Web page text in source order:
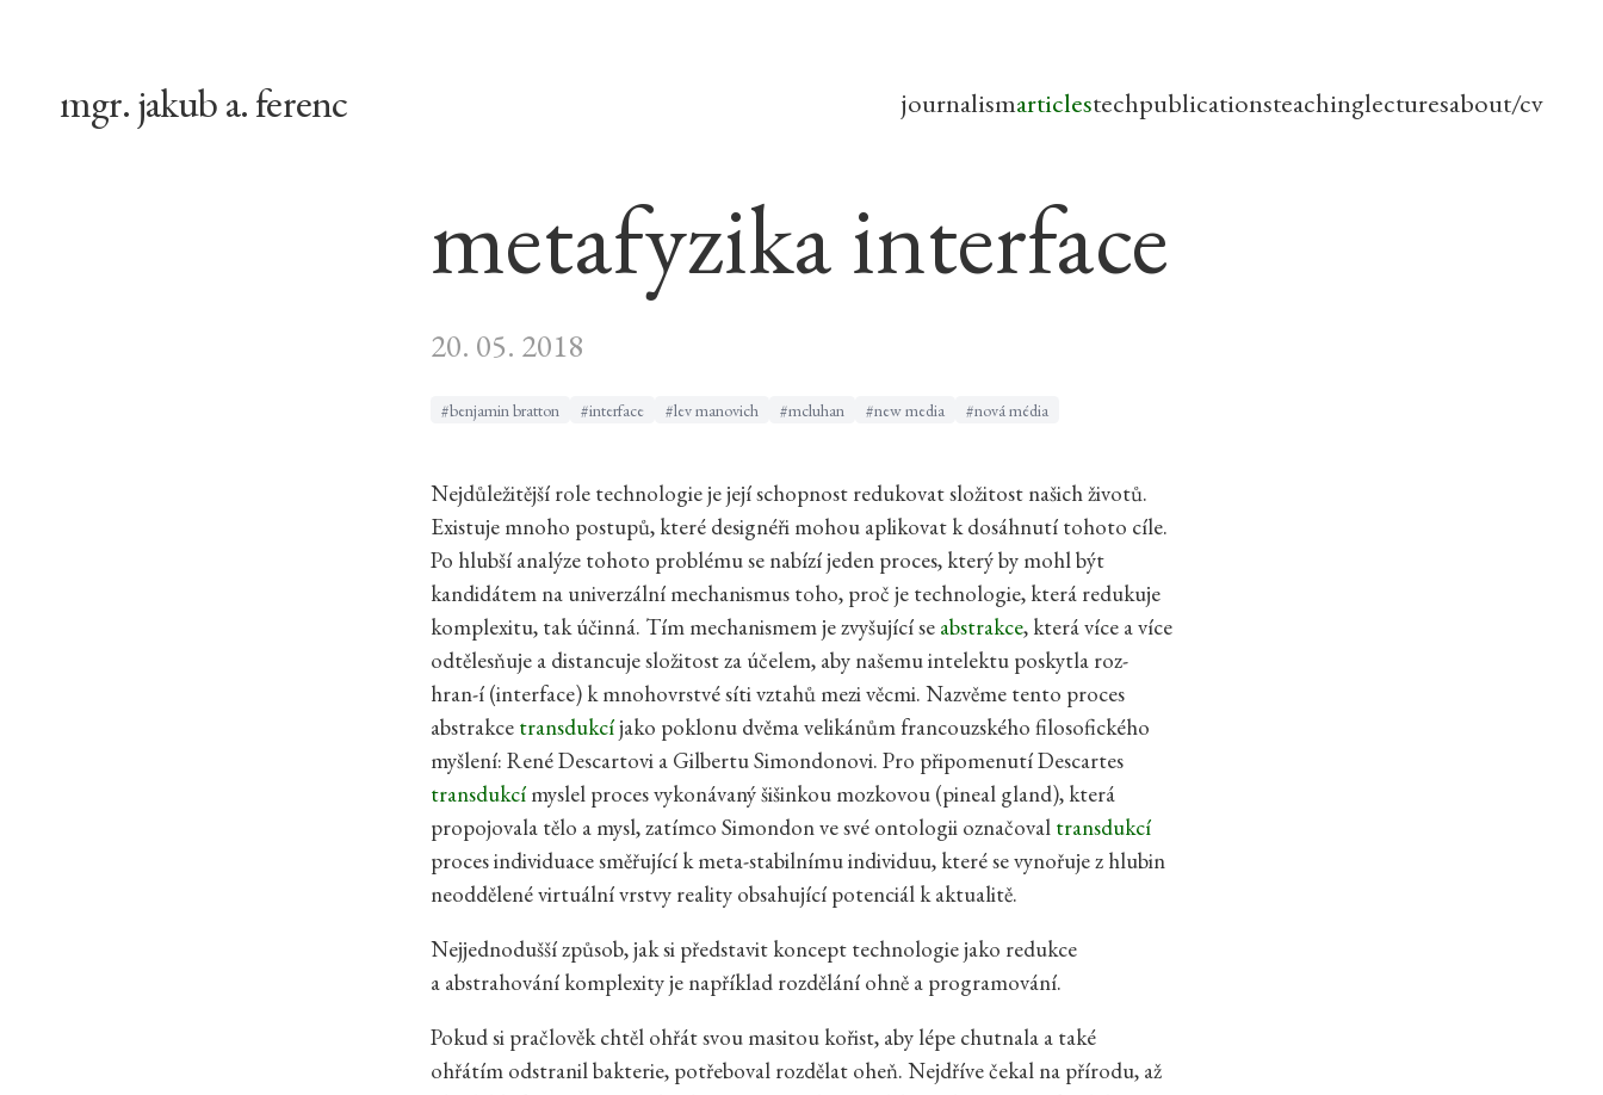
mgr. jakub a. ferenc journalismarticlestechpublicationsteachinglecturesabout/cv
metafyzika interface
20. 05. 2018
#benjamin bratton #interface #lev manovich #mcluhan #new media #nová média
Nejdůležitější role technologie je její schopnost redukovat složitost našich životů.
Existuje mnoho postupů, které designéři mohou aplikovat k dosáhnutí tohoto cíle.
Po hlubší analýze tohoto problému se nabízí jeden proces, který by mohl být
kandidátem na univerzální mechanismus toho, proč je technologie, která redukuje
komplexitu, tak účinná. Tím mechanismem je zvyšující se abstrakce, která více a více
odtělesňuje a distancuje složitost za účelem, aby našemu intelektu poskytla roz-
hran-í (interface) k mnohovrstvé síti vztahů mezi věcmi. Nazvěme tento proces
abstrakce transdukcíjako poklonu dvěma velikánům francouzského filosofického
myšlení: René Descartovi a Gilbertu Simondonovi. Pro připomenutí Descartes
transdukcí myslel proces vykonávaný šišinkou mozkovou (pineal gland), která
propojovala tělo a mysl, zatímco Simondon ve své ontologii označoval transdukcí
proces individuace směřující k meta-stabilnímu individuu, které se vynořuje z hlubin
neoddělené virtuální vrstvy reality obsahující potenciál k aktualitě.
Nejjednodušší způsob, jak si představit koncept technologie jako redukce
a abstrahování komplexity je například rozdělání ohně a programování.
Pokud si pračlověk chtěl ohřát svou masitou kořist, aby lépe chutnala a také
ohřátím odstranil bakterie, potřeboval rozdělat oheň. Nejdříve čekal na přírodu, až